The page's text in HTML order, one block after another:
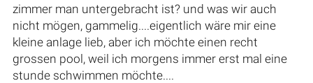
zimmer man untergebracht ist? und was wir auch
nicht mögen, gammelig....eigentlich wäre mir eine
kleine anlage lieb, aber ich möchte einen recht
grossen pool, weil ich morgens immer erst mal eine
stunde schwimmen möchte....